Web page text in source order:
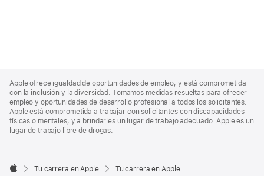
Footer
Apple ofrece igualdad de oportunidades de empleo, y está comprometida
con la inclusión y la diversidad. Tomamos medidas resueltas para ofrecer
empleo y oportunidades de desarrollo profesional a todos los solicitantes.
Apple está comprometida a trabajar con solicitantes con discapacidades
físicas o mentales, y a brindarles un lugar de trabajo adecuado. Apple es un
lugar de trabajo libre de drogas.

Tu carrera en Apple Tu carrera en Apple